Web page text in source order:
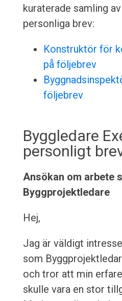
kuraterade samling
personliga brev:
Konstruktör för
på följebrev
följebrev
Byggledare
personligt
Ansökan om arbete
Byggprojektledare
Hej,
Jag är väldigt
som
och tror att min
skulle vara en stor